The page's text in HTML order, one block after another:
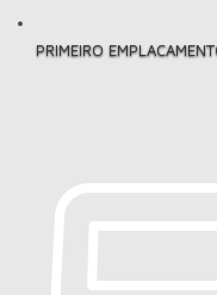
PRIMEIRO